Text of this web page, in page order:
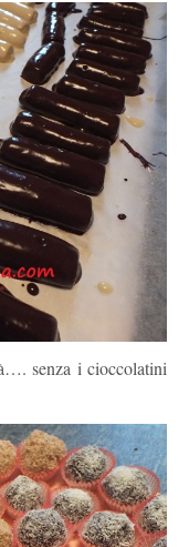
senza i cioccolatini